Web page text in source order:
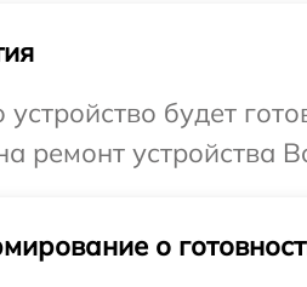
устройство будет
ремонт устройства
о